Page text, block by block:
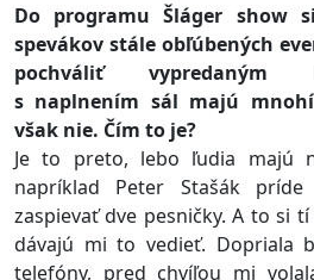
Do programu Šláger show
spevákov stále obľúbených
pochváliť vypredaným
s naplnením sál majú
však nie. Čím to je?
Je to preto, lebo ľudia majú
napríklad Peter Stašák
zaspievať dve pesničky. A to si
dávajú mi to vedieť. Dopriala
telefóny, pred chvíľou mi